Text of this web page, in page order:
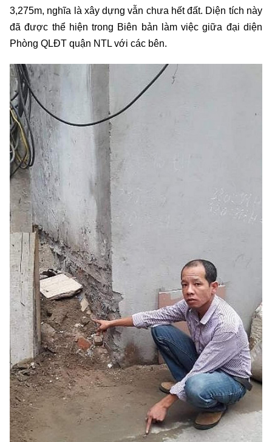
3,275m, nghĩa là xây dựng vẫn chưa hết đất. Diện tích này
đã được thể hiện trong Biên bản làm việc giữa đại diện
Phòng QLĐT quận NTL với các bên.